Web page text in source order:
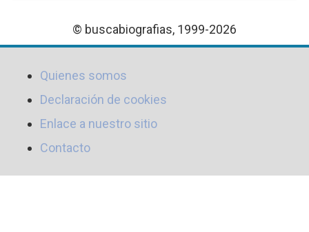
© buscabiografias, 1999-2026
Quienes somos
Declaración de cookies
Enlace a nuestro sitio
Contacto